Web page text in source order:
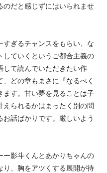
のだと感じずにはいられませ
ぎるチャンスをもらい、な
ていくというご都合主義の
して読んでいただきたい作
どの章もまさに『なるべく
ます。甘い夢を見ることは子
られるかはまったく別の問
話ばかりです。厳しいよう
影斗くんとあかりちゃんの
、胸をアツくする展開が待